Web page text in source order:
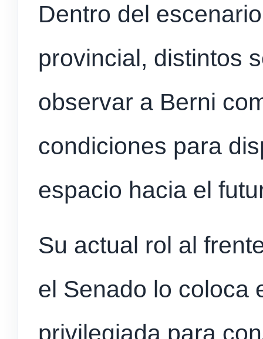
Dentro del
provincial, distintos
observar a Berni
condiciones para
espacio hacia el
Su actual rol al
el Senado lo coloca
privilegiada para